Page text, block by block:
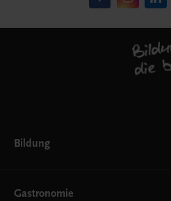
Bildung
AHS
Gastronomie